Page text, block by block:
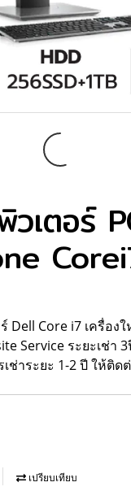
วเตอร์
Dell Core i7 เครื่อง
Service ระยะเช่า
ช่าระยะ 1-2 ปี ให้ติด
เปรียบเทียบ